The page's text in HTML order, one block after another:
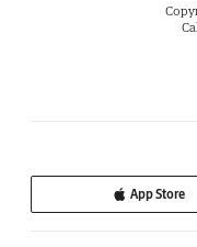
App Store